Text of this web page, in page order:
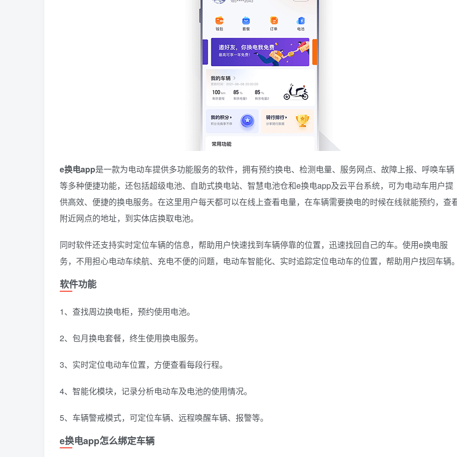
e换电app是一款为电动车提供多功能服务的软件，拥有预约换电、检测电量、服务网点、故障上报、呼唤车辆
等多种便捷功能，还包括超级电池、自助式换电站、智慧电池仓和e换电app及云平台系统，可为电动车用户提
供高效、便捷的换电服务。在这里用户每天都可以在线上查看电量，在车辆需要换电的时候在线就能预约，查
附近网点的地址，到实体店换取电池。
同时软件还支持实时定位车辆的信息，帮助用户快速找到车辆停靠的位置，迅速找回自己的车。使用e换电服
务，不用担心电动车续航、充电不便的问题，电动车智能化、实时追踪定位电动车的位置，帮助用户找回车辆
软件功能
1、查找周边换电柜，预约使用电池。
2、包月换电套餐，终生使用换电服务。
3、实时定位电动车位置，方便查看每段行程。
4、智能化模块，记录分析电动车及电池的使用情况。
5、车辆警戒模式，可定位车辆、远程唤醒车辆、报警等。
e换电app怎么绑定车辆